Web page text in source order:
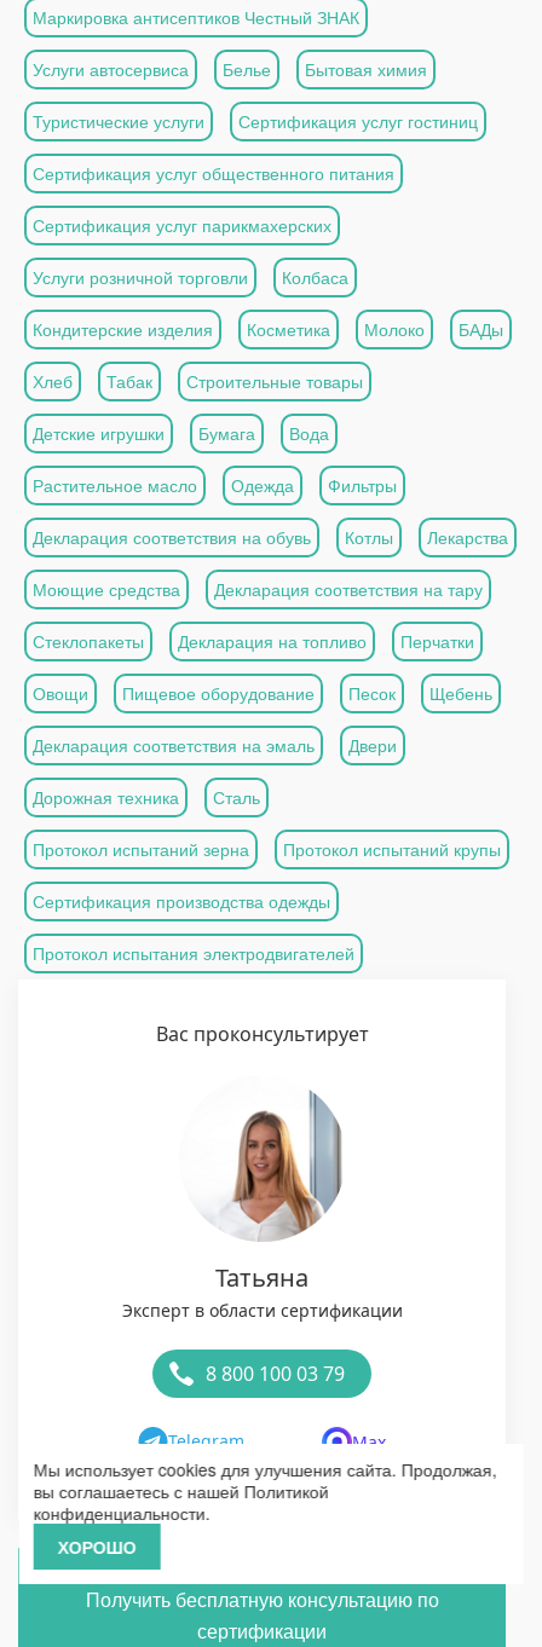
Маркировка антисептиков Честный ЗНАК
Услуги автосервиса Белье Бытовая химия
Туристические услуги Сертификация услуг гостиниц
Сертификация услуг общественного питания
Сертификация услуг парикмахерских
Услуги розничной торговли Колбаса
Кондитерские изделия Косметика Молоко БАДы
Хлеб Табак Строительные товары
Детские игрушки Бумага Вода
Растительное масло Одежда Фильтры
Декларация соответствия на обувь Котлы Лекарства
Моющие средства Декларация соответствия на тару
Стеклопакеты Декларация на топливо Перчатки
Овощи Пищевое оборудование Песок Щебень
Декларация соответствия на эмаль Двери
Дорожная техника Сталь
Протокол испытаний зерна Протокол испытаний крупы
Сертификация производства одежды
Протокол испытания электродвигателей
Вас проконсультирует
Татьяна
Эксперт в области сертификации
8 800 100 03 79
Telegram Max
Получить бесплатную консультацию по
сертификации
Мы использует cookies для улучшения сайта. Продолжая,
вы соглашаетесь с нашей Политикой
конфиденциальности.
ХОРОШО